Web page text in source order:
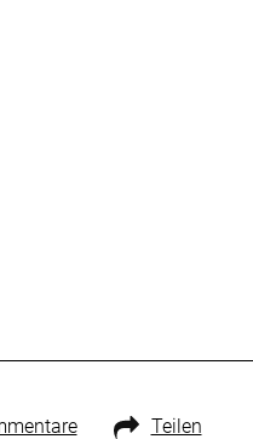
Teilen